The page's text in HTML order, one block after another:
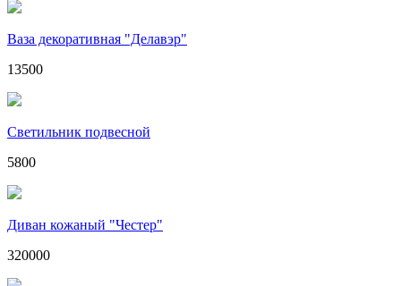
Ваза декоративная "Делавэр"
13500
Светильник подвесной
5800
Диван кожаный "Честер"
320000